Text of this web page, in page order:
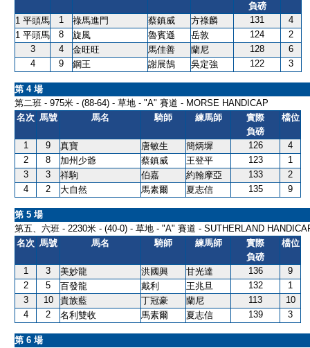
負磅
1 平頭馬 1 祿馬進門 蔡鎮威 方祿麟 131
4
1 平頭馬
8 旋風 魯賓遜 岳敦 124
2
3
4 金旺旺 馬佳善 蘭尼 128
6
4
9 鋼王 謝展鵠 吳定強 122 3
第 4 場
第二班 - 975米 - (88-64) - 草地 - "A" 賽道 - MORSE HANDICAP
名次 馬號 馬名 騎師 練馬師
實際
負磅
檔位
1 9 真寶 唐敏生 簡炳墀 126
4
2
8 加州少爺 蔡鎮威 王登平 123
1
3
3 祥駒 伯嘉 約翰摩亞 133
2
4
2 大自然 馬素爾 夏志信 135 9
第 5 場
第五、六班 - 2230米 - (40-0) - 草地 - "A" 賽道 - SUTHERLAND
名次 馬號 馬名 騎師 練馬師
實際
負磅
檔位
1 3 美妙龍 洪國興 甘光達 136
9
2
5 百發龍 戴利 王兆旦 132
1
3
10 貴族藍 丁冠豪 蘭尼 113
10
4
2 名利雙收 馬素爾 夏志信 139 3
第 6 場